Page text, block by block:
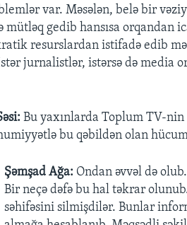
var. Məsələn, belə bir
mütləq gedib hansısa orqandan
resurslardan istifadə edib
İstər jurnalistlər, istərsə də media
Bu yaxınlarda Toplum TV-
bu qəbildən olan
Şəmşad Ağa: Ondan əvvəl də
Bir neçə dəfə bu hal təkrar
səhifəsini silmişdilər. Bunlar